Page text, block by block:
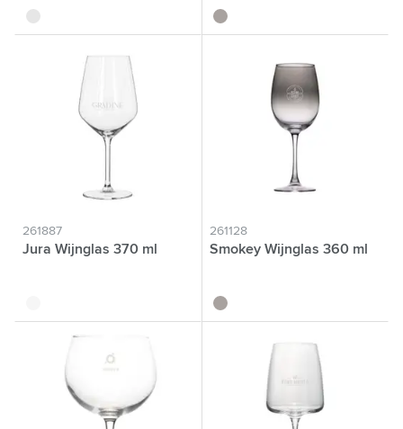
translucide translucide
261887
Jura Wijnglas 370 ml
261128
Smokey Wijnglas 360 ml
translucide